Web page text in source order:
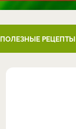
ПОЛЕЗНЫЕ РЕЦЕПТЫ